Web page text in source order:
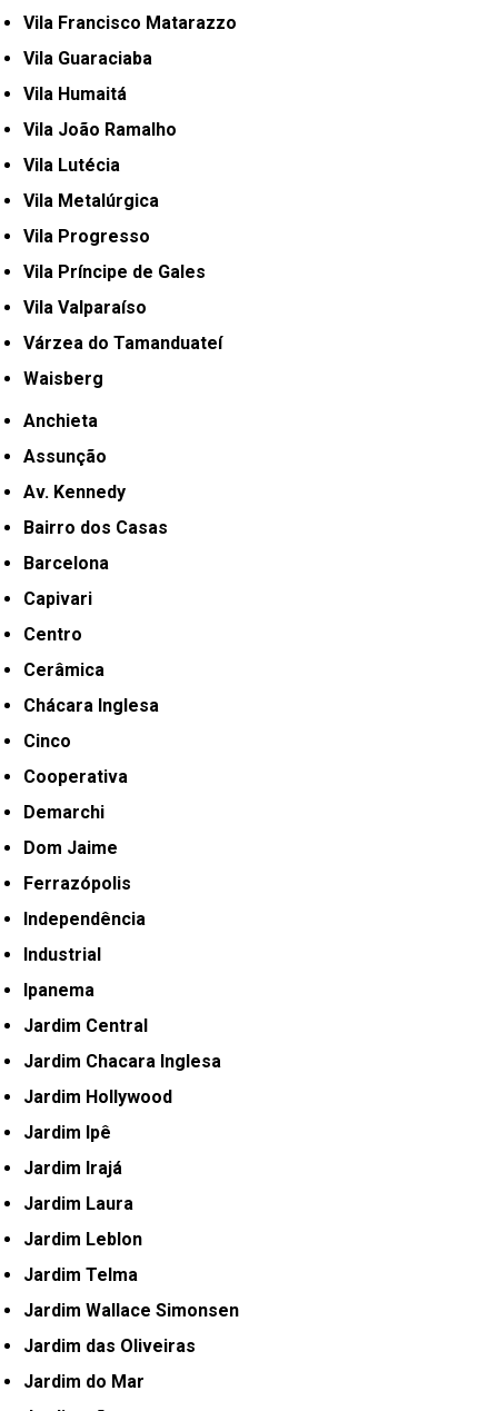
Vila Francisco Matarazzo
Vila Guaraciaba
Vila Humaitá
Vila João Ramalho
Vila Lutécia
Vila Metalúrgica
Vila Progresso
Vila Príncipe de Gales
Vila Valparaíso
Várzea do Tamanduateí
Waisberg
Anchieta
Assunção
Av. Kennedy
Bairro dos Casas
Barcelona
Capivari
Centro
Cerâmica
Chácara Inglesa
Cinco
Cooperativa
Demarchi
Dom Jaime
Ferrazópolis
Independência
Industrial
Ipanema
Jardim Central
Jardim Chacara Inglesa
Jardim Hollywood
Jardim Ipê
Jardim Irajá
Jardim Laura
Jardim Leblon
Jardim Telma
Jardim Wallace Simonsen
Jardim das Oliveiras
Jardim do Mar